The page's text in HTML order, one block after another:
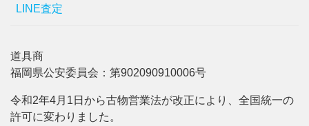
LINE査定
道具商
福岡県公安委員会：第902090910006号
令和2年4月1日から古物営業法が改正により、全国統一の
許可に変わりました。